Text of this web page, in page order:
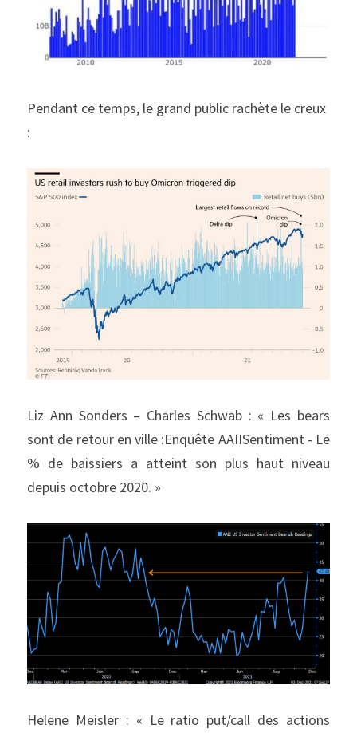
Pendant ce temps, le grand public rachète le creux
:
Liz Ann Sonders – Charles Schwab : « Les bears
sont de retour en ville :Enquête AAIISentiment - Le
% de baissiers a atteint son plus haut niveau
depuis octobre 2020. »
Helene Meisler : « Le ratio put/call des actions